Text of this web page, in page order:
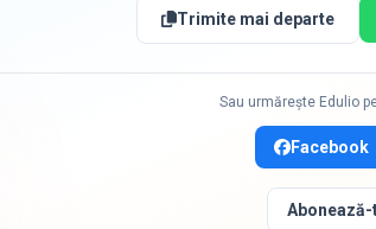
Trimite mai departe
Sau urmărește Edulio
Facebook